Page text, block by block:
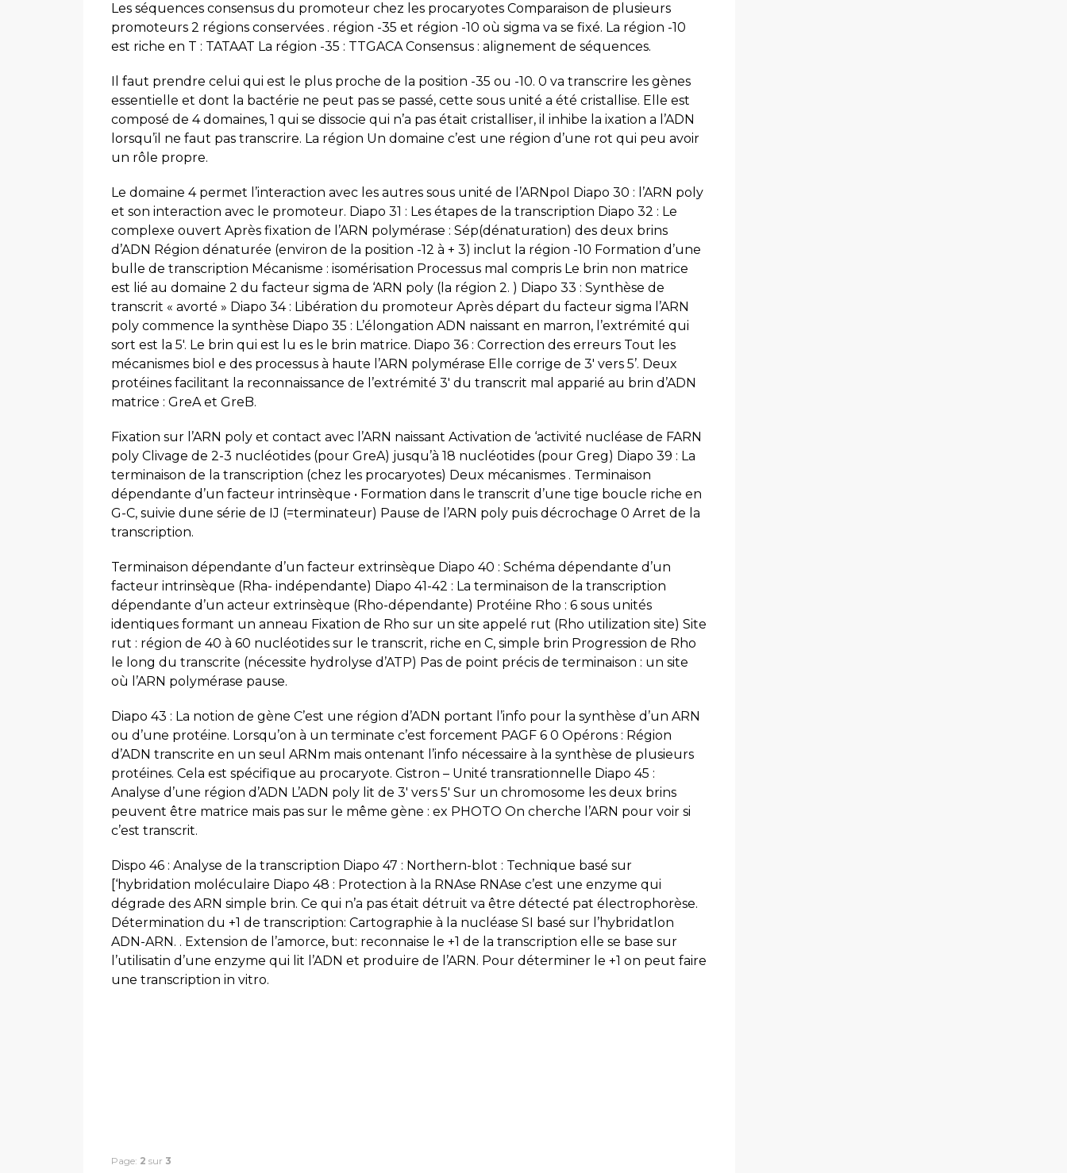
Les séquences consensus du promoteur chez les procaryotes Comparaison de plusieurs
promoteurs 2 régions conservées . région -35 et région -10 où sigma va se fixé. La région -10
est riche en T : TATAAT La région -35 : TTGACA Consensus : alignement de séquences.
Il faut prendre celui qui est le plus proche de la position -35 ou -10. 0 va transcrire les gènes
essentielle et dont la bactérie ne peut pas se passé, cette sous unité a été cristallise. Elle est
composé de 4 domaines, 1 qui se dissocie qui n’a pas était cristalliser, il inhibe la ixation a l’ADN
lorsqu’il ne faut pas transcrire. La région Un domaine c’est une région d’une rot qui peu avoir
un rôle propre.
Le domaine 4 permet l’interaction avec les autres sous unité de l’ARNpoI Diapo 30 : l’ARN poly
et son interaction avec le promoteur. Diapo 31 : Les étapes de la transcription Diapo 32 : Le
complexe ouvert Après fixation de l’ARN polymérase : Sép(dénaturation) des deux brins
d’ADN Région dénaturée (environ de la position -12 à + 3) inclut la région -10 Formation d’une
bulle de transcription Mécanisme : isomérisation Processus mal compris Le brin non matrice
est lié au domaine 2 du facteur sigma de ‘ARN poly (la région 2. ) Diapo 33 : Synthèse de
transcrit « avorté » Diapo 34 : Libération du promoteur Après départ du facteur sigma l’ARN
poly commence la synthèse Diapo 35 : L’élongation ADN naissant en marron, l’extrémité qui
sort est la 5′. Le brin qui est lu es le brin matrice. Diapo 36 : Correction des erreurs Tout les
mécanismes biol e des processus à haute l’ARN polymérase Elle corrige de 3′ vers 5’. Deux
protéines facilitant la reconnaissance de l’extrémité 3′ du transcrit mal apparié au brin d’ADN
matrice : GreA et GreB.
Fixation sur l’ARN poly et contact avec l’ARN naissant Activation de ‘activité nucléase de FARN
poly Clivage de 2-3 nucléotides (pour GreA) jusqu’à 18 nucléotides (pour Greg) Diapo 39 : La
terminaison de la transcription (chez les procaryotes) Deux mécanismes . Terminaison
dépendante d’un facteur intrinsèque • Formation dans le transcrit d’une tige boucle riche en
G-C, suivie dune série de IJ (=terminateur) Pause de l’ARN poly puis décrochage 0 Arret de la
transcription.
Terminaison dépendante d’un facteur extrinsèque Diapo 40 : Schéma dépendante d’un
facteur intrinsèque (Rha- indépendante) Diapo 41-42 : La terminaison de la transcription
dépendante d’un acteur extrinsèque (Rho-dépendante) Protéine Rho : 6 sous unités
identiques formant un anneau Fixation de Rho sur un site appelé rut (Rho utilization site) Site
rut : région de 40 à 60 nucléotides sur le transcrit, riche en C, simple brin Progression de Rho
le long du transcrite (nécessite hydrolyse d’ATP) Pas de point précis de terminaison : un site
où l’ARN polymérase pause.
Diapo 43 : La notion de gène C’est une région d’ADN portant l’info pour la synthèse d’un ARN
ou d’une protéine. Lorsqu’on à un terminate c’est forcement PAGF 6 0 Opérons : Région
d’ADN transcrite en un seul ARNm mais ontenant l’info nécessaire à la synthèse de plusieurs
protéines. Cela est spécifique au procaryote. Cistron – Unité transrationnelle Diapo 45 :
Analyse d’une région d’ADN L’ADN poly lit de 3′ vers 5′ Sur un chromosome les deux brins
peuvent être matrice mais pas sur le même gène : ex PHOTO On cherche l’ARN pour voir si
c’est transcrit.
Dispo 46 : Analyse de la transcription Diapo 47 : Northern-blot : Technique basé sur
[‘hybridation moléculaire Diapo 48 : Protection à la RNAse RNAse c’est une enzyme qui
dégrade des ARN simple brin. Ce qui n’a pas était détruit va être détecté pat électrophorèse.
Détermination du +1 de transcription: Cartographie à la nucléase SI basé sur l’hybridatlon
ADN-ARN. . Extension de l’amorce, but: reconnaise le +1 de la transcription elle se base sur
l’utilisatin d’une enzyme qui lit l’ADN et produire de l’ARN. Pour déterminer le +1 on peut faire
une transcription in vitro.
Page: 2 sur 3